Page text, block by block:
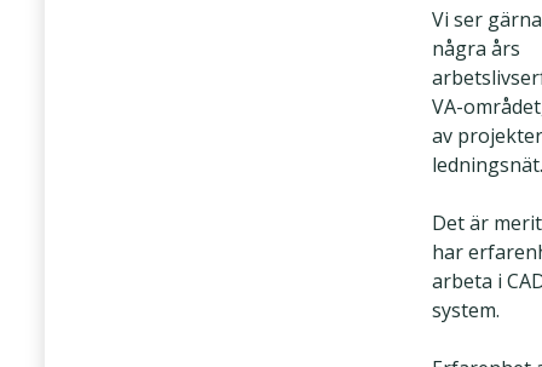
Vi ser
några års
VA-
av
ledningsnät.
Det är
har
arbeta i
system.